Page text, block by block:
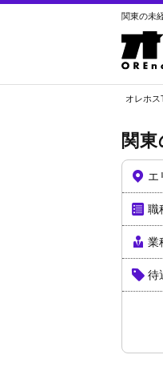
関東の未
オレホス
関
エ
職
業
待